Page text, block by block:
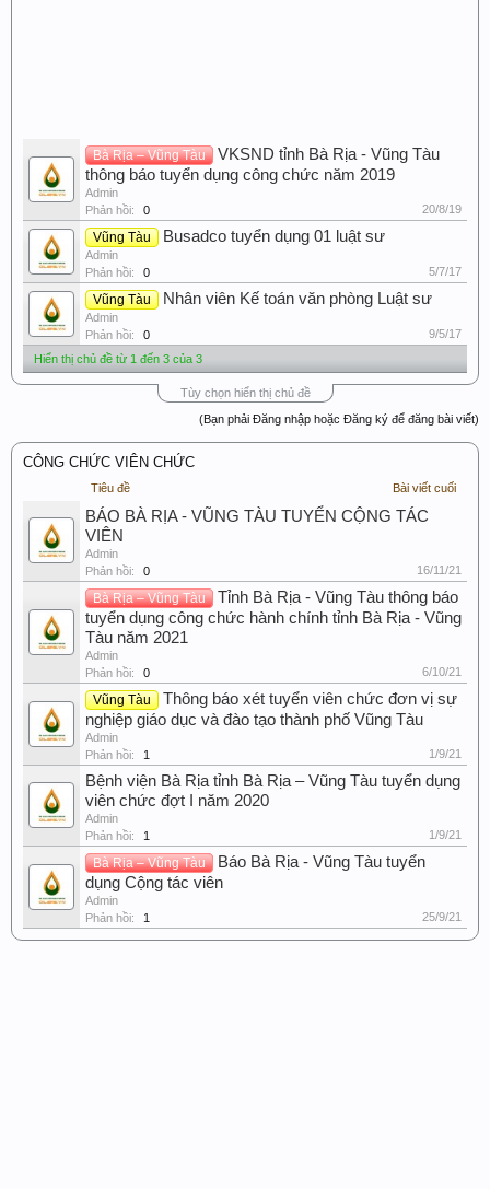
Bà Rịa – Vũng Tàu
VKSND tỉnh Bà Rịa - Vũng Tàu
thông báo tuyển dụng công chức năm 2019
Admin
Phản hồi:
0 20/8/19
Vũng Tàu Busadco tuyển dụng 01 luật sư
Admin
Phản hồi:
0 5/7/17
Vũng Tàu Nhân viên Kế toán văn phòng Luật sư
Admin
Phản hồi:
0
9/5/17
Hiển thị chủ đề từ 1 đến 3 của 3
Tùy chọn hiển thị chủ đề
(Bạn phải Đăng nhập hoặc Đăng ký để đăng bài viết)
CÔNG CHỨC VIÊN CHỨC
Tiêu đề Bài viết cuối
BÁO BÀ RỊA - VŨNG TÀU TUYỂN CỘNG TÁC
VIÊN
Admin
Phản hồi:
0 16/11/21
Bà Rịa – Vũng Tàu
Tỉnh Bà Rịa - Vũng Tàu thông báo
tuyển dụng công chức hành chính tỉnh Bà Rịa - Vũng
Tàu năm 2021
Admin
Phản hồi:
0 6/10/21
Vũng Tàu
Thông báo xét tuyển viên chức đơn vị sự
nghiệp giáo dục và đào tạo thành phố Vũng Tàu
Admin
Phản hồi:
1 1/9/21
Bệnh viện Bà Rịa tỉnh Bà Rịa – Vũng Tàu tuyển dụng
viên chức đợt I năm 2020
Admin
Phản hồi:
1 1/9/21
Bà Rịa – Vũng Tàu
Báo Bà Rịa - Vũng Tàu tuyển
dụng Cộng tác viên
Admin
Phản hồi:
1 25/9/21